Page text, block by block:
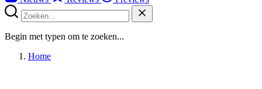
Begin met typen om te zoeken...
Home